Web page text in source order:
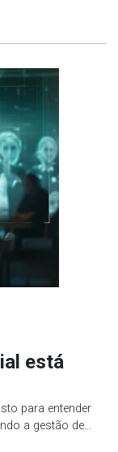
está
para entender
a gestão de…